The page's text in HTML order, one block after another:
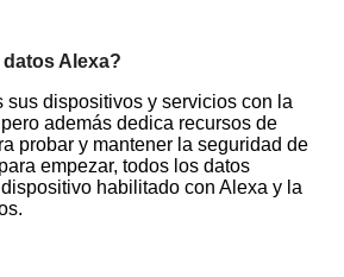
Alexa?
sus dispositivos y servicios con la
además dedica recursos de
probar y mantener la seguridad de
para empezar, todos los datos
habilitado con Alexa y la